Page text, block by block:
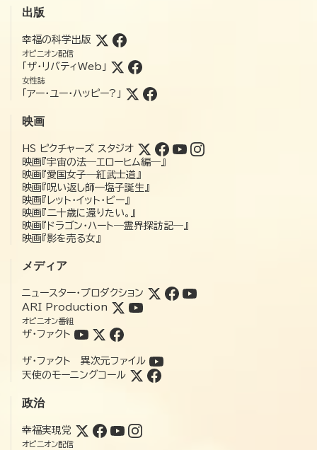
出版
幸福の科学出版
オピニオン配信
「ザ・リバティWeb」
女性誌
「アー・ユー・ハッピー?」
映画
HS ピクチャーズ スタジオ
映画『宇宙の法―エローヒム編―』
映画『愛国女子―紅武士道』
映画『呪い返し師—塩子誕生』
映画『レット・イット・ビー』
映画『二十歳に還りたい。』
映画『ドラゴン・ハート―霊界探訪記―』
映画『影を売る女』
メディア
ニュースター・プロダクション
ARI Production
オピニオン番組
ザ・ファクト
ザ・ファクト 異次元ファイル
天使のモーニングコール
政治
幸福実現党
オピニオン配信